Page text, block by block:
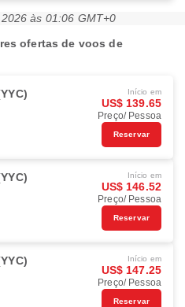
às 01:06 GMT+0
ofertas de voos de
Início em
US$ 139.65
Preço/ Pessoa
Reservar
Início em
US$ 146.52
Preço/ Pessoa
Reservar
Início em
US$ 147.25
Preço/ Pessoa
Reservar